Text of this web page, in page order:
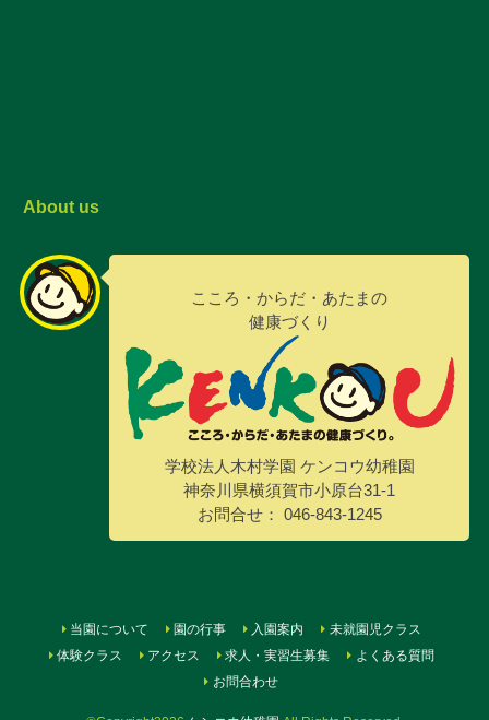
About us
こころ・からだ・あたまの
健康づくり
学校法人木村学園 ケンコウ幼稚園
神奈川県横須賀市小原台31-1
お問合せ： 046-843-1245
当園について 園の行事 入園案内
未就園児クラス
体験クラス
アクセス 求人・実習生募集
よくある質問
お問合わせ